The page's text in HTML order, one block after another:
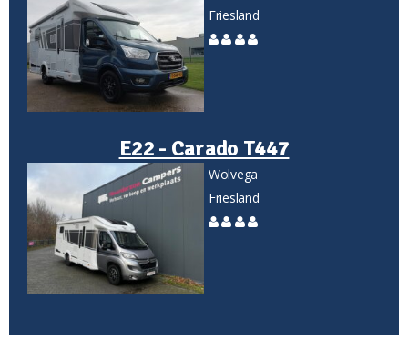
Friesland
E22 - Carado T447
Wolvega
Friesland